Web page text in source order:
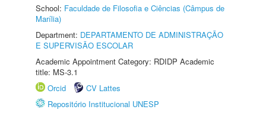
School: Faculdade de Filosofia e Ciências (Câmpus de
Marília)
Department: DEPARTAMENTO DE ADMINISTRAÇÃO
E SUPERVISÃO ESCOLAR
Academic Appointment Category: RDIDP Academic
title: MS-3.1
Orcid
CV Lattes
Repositório Institucional UNESP